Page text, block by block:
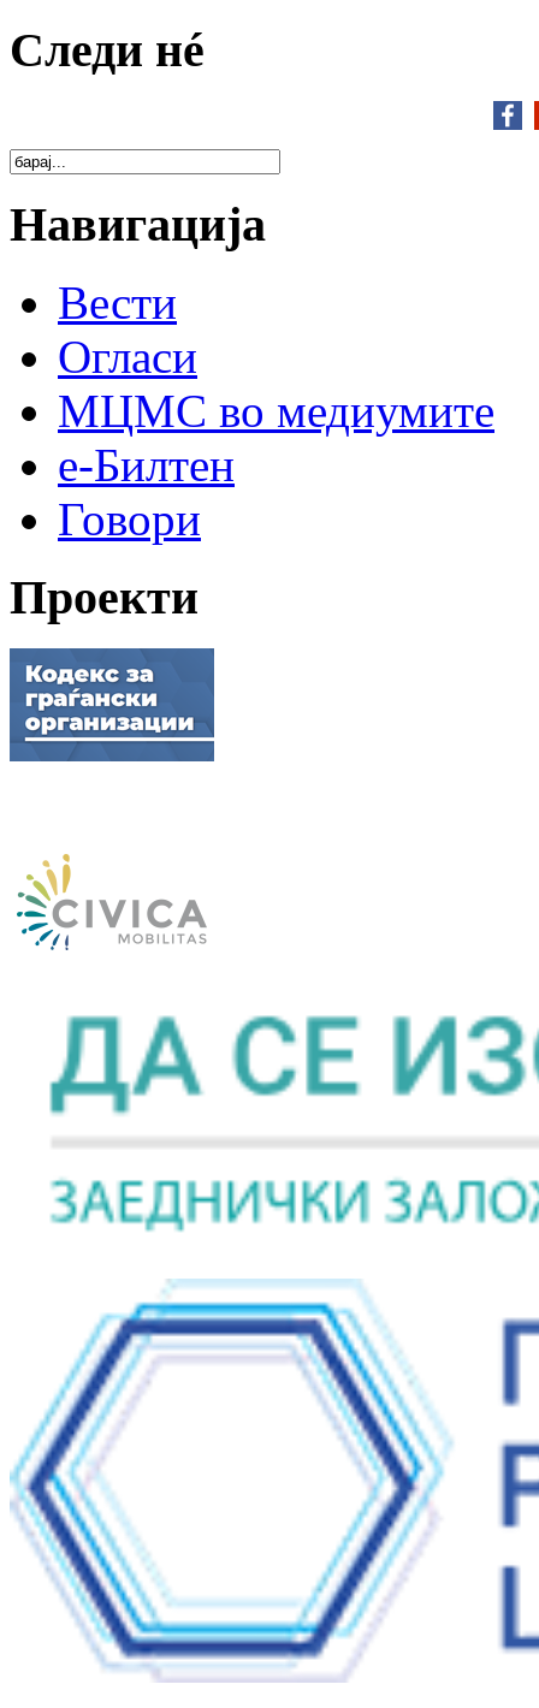
Следи нé
Навигација
Вести
Огласи
МЦМС во медиумите
е-Билтен
Говори
Проекти